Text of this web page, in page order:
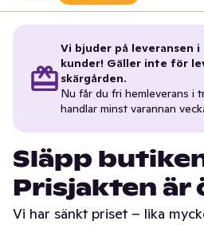
Vi bjuder på leveransen i
kunder! Gäller inte för
skärgården.
Nu får du fri hemleverans i
handlar minst varannan
Släpp
Prisjakten är
Vi har sänkt priset – lika